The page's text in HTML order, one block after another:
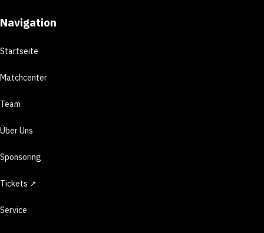
Navigation
Startseite
Matchcenter
Team
Über Uns
Sponsoring
Tickets ↗
Service